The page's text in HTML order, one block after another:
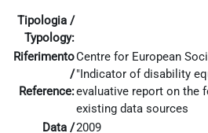
Tipologia /
Typology:
Riferimento
/
Reference:
Centre for European
"Indicator of disability
evaluative report on the
existing data sources
Data /2009